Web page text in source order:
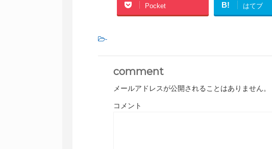
Pocket B! はてブ
-
comment
メールアドレスが公開されることはありません。
コメント